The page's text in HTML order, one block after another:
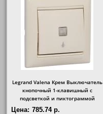
Legrand Valena Крем Выключатель
кнопочный 1-клавишный с
подсветкой и пиктограммой
"лампочка"
Цена: 785.74 р.